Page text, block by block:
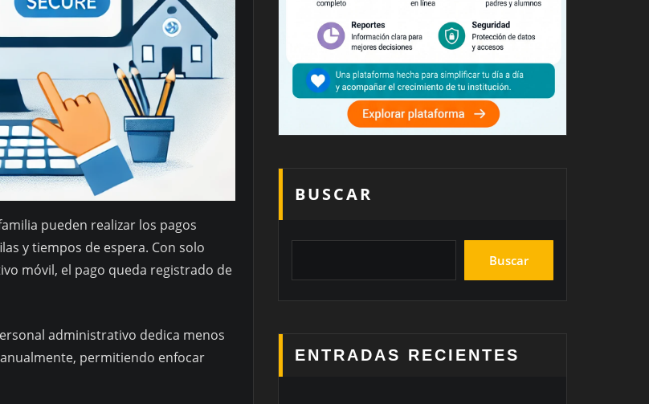
pueden realizar los pagos
y tiempos de espera. Con solo
móvil, el pago queda registrado de
administrativo dedica menos
permitiendo enfocar
BUSCAR
Buscar
ENTRADAS RECIENTES